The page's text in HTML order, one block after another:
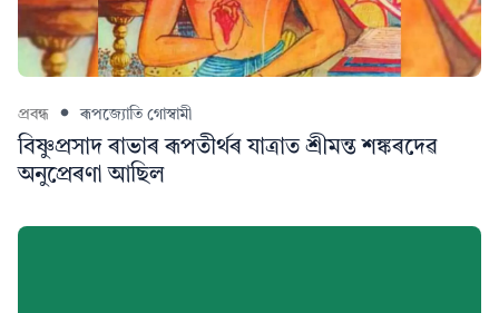
প্ৰবন্ধ ৰূপজ্যোতি গোস্বামী
বিষ্ণুপ্ৰসাদ ৰাভাৰ ৰূপতীৰ্থৰ যাত্ৰাত শ্ৰীমন্ত শঙ্কৰদেৱ
অনুপ্ৰেৰণা আছিল